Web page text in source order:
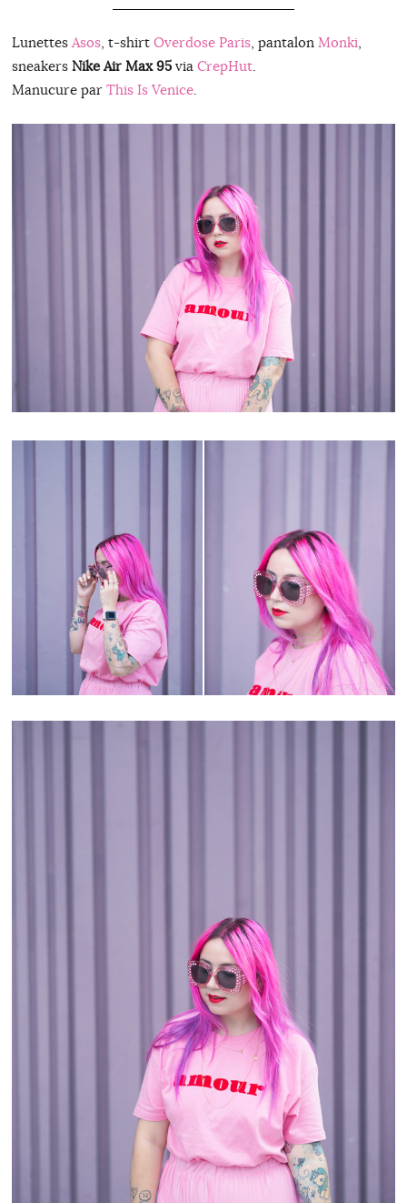
Lunettes Asos, t-shirt Overdose Paris, pantalon Monki,
sneakers Nike Air Max 95via CrepHut.
Manucure par This Is Venice.